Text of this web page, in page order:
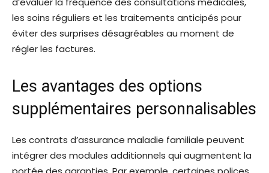
les soins réguliers et les traitements anticipés pour
éviter des surprises désagréables au moment de
régler les factures.
Les avantages des options
supplémentaires personnalisables
Les contrats d’assurance maladie familiale peuvent
intégrer des modules additionnels qui augmentent la